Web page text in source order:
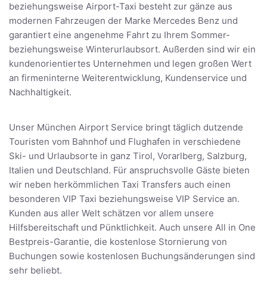
beziehungsweise Airport-Taxi besteht zur gänze aus
modernen Fahrzeugen der Marke Mercedes Benz und
garantiert eine angenehme Fahrt zu Ihrem Sommer-
beziehungsweise Winterurlaubsort. Außerden sind wir ein
kundenorientiertes Unternehmen und legen großen Wert
an firmeninterne Weiterentwicklung, Kundenservice und
Nachhaltigkeit.
Unser München Airport Service bringt täglich dutzende
Touristen vom Bahnhof und Flughafen in verschiedene
Ski- und Urlaubsorte in ganz Tirol, Vorarlberg, Salzburg,
Italien und Deutschland. Für anspruchsvolle Gäste bieten
wir neben herkömmlichen Taxi Transfers auch einen
besonderen VIP Taxi beziehungsweise VIP Service an.
Kunden aus aller Welt schätzen vor allem unsere
Hilfsbereitschaft und Pünktlichkeit. Auch unsere All in One
Bestpreis-Garantie, die kostenlose Stornierung von
Buchungen sowie kostenlosen Buchungsänderungen sind
sehr beliebt.